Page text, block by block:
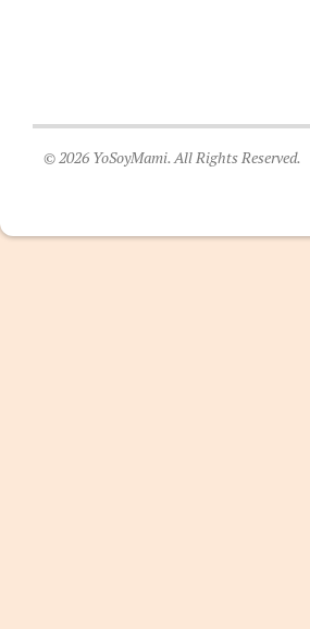
© 2026 YoSoyMami. All Rights Reserved.